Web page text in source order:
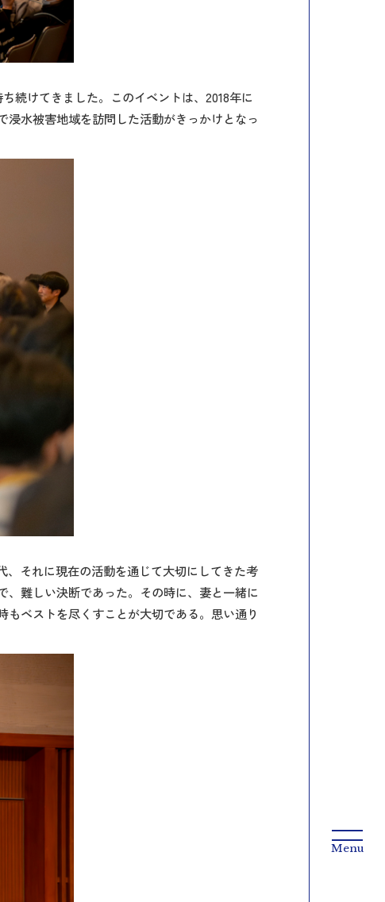
続けてきました。このイベントは、2018年に
水被害地域を訪問した活動がきっかけとなっ
、それに現在の活動を通じて大切にしてきた考
難しい決断であった。その時に、妻と一緒に
ベストを尽くすことが大切である。思い通り